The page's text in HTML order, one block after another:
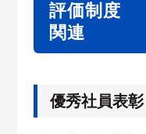
評価制度
関連
優秀社員表彰